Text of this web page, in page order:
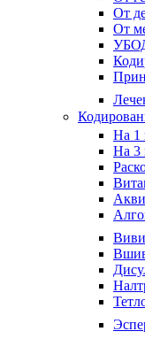
От
От
На 1
На 3